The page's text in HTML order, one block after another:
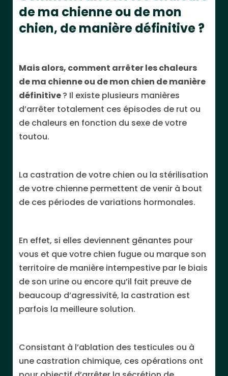
de ma chienne ou de mon
chien, de manière définitive ?
Mais alors, comment arrêter les chaleurs
de ma chienneou de mon chien de manière
définitive? Il existe plusieurs manières
d’arrêter totalement ces épisodes de rut ou
de chaleurs en fonction du sexe de votre
toutou.
La castration de votre chien ou la stérilisation
de votre chienne permettent de venir à bout
de ces périodes de variations hormonales.
En effet, si elles deviennent gênantes pour
vous et que votre chien fugue ou marque son
territoire de manière intempestive par le biais
de son urine ou encore qu’il fait preuve de
beaucoup d’agressivité, la castration est
parfois la meilleure solution.
Consistant à l’ablation des testicules ou à
une castration chimique, ces opérations ont